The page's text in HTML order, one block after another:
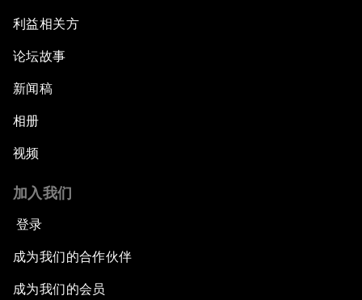
利益相关方
论坛故事
新闻稿
相册
视频
加入我们
登录
成为我们的合作伙伴
成为我们的会员